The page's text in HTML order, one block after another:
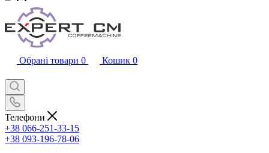
Обрані товари 0 Кошик 0
Телефони
+38 066-251-33-15
+38 093-196-78-06